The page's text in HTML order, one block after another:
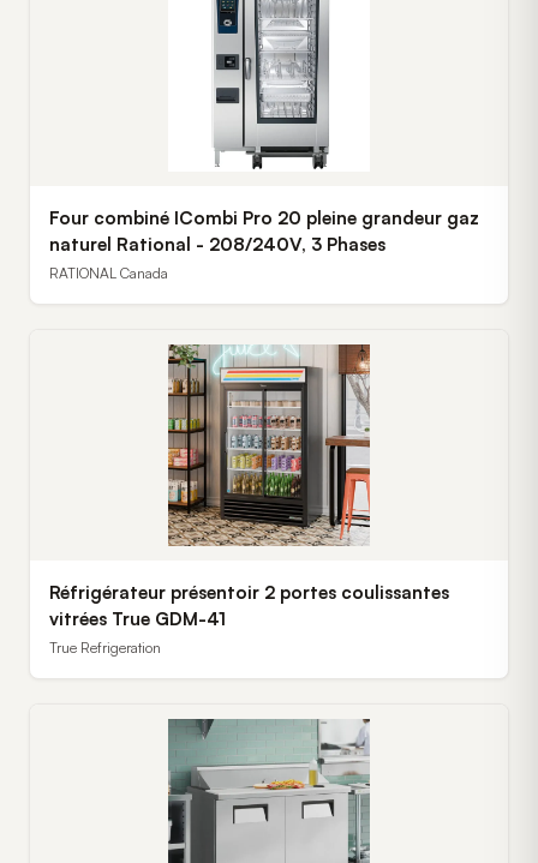
Four combiné ICombi Pro 20 pleine grandeur gaz
naturel Rational - 208/240V, 3 Phases
RATIONAL Canada
Réfrigérateur présentoir 2 portes coulissantes
vitrées True GDM-41
True Refrigeration